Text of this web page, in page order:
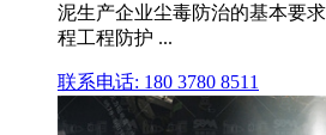
泥生产企业尘毒防治的基本要
程工程防护 ...
联系电话: 180 3780 8511